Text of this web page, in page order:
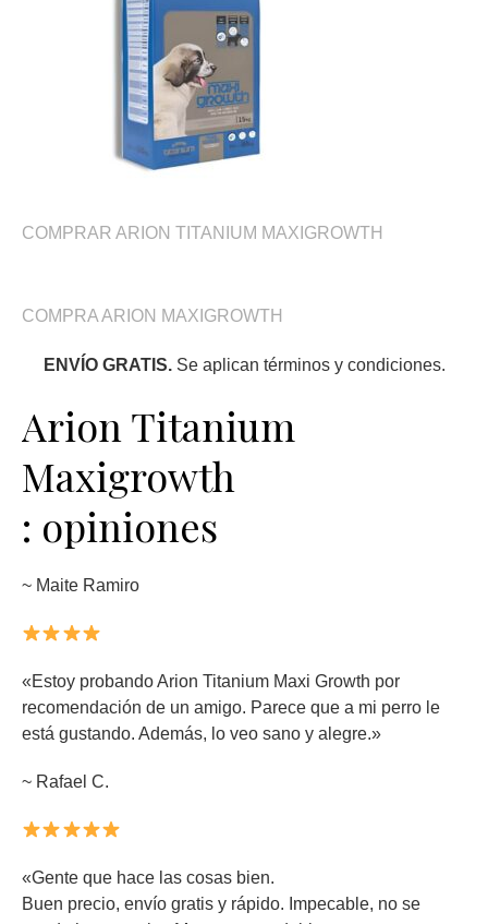
COMPRAR ARION TITANIUM MAXIGROWTH
COMPRA ARION MAXIGROWTH
ENVÍO GRATIS.Se aplican términos y condiciones.
Arion Titanium
Maxigrowth
: opiniones
~ Maite Ramiro
«Estoy probando Arion Titanium Maxi Growth por
recomendación de un amigo. Parece que a mi perro le
está gustando. Además, lo veo sano y alegre.»
~ Rafael C.
«Gente que hace las cosas bien.
Buen precio, envío gratis y rápido. Impecable, no se